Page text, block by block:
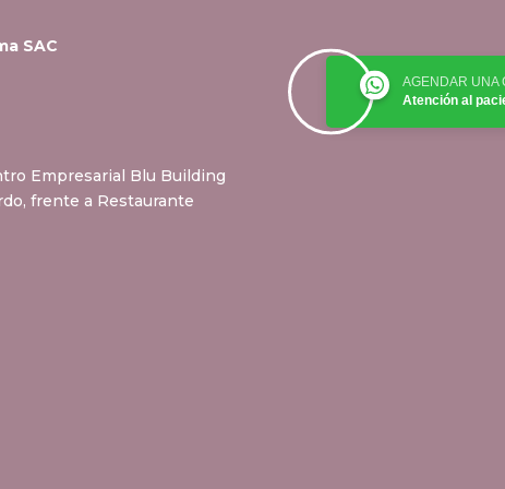
SAC
Empresarial Blu Building
frente a Restaurante
AGENDAR UNA
Atención al